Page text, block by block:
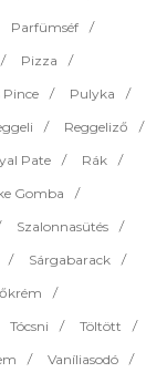
Parfümséf
Pizza
Pulyka
Reggeliző
Pate
Rák
Gomba
Szalonnasütés
Sárgabarack
Tócsni
Töltött
Vaníliasodó